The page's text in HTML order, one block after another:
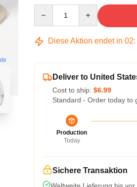
Diese Aktion endet in 02:
Deliver to United
Cost to ship: $6.99
Standard - Order today to
Production
Today
Sichere Transaktion